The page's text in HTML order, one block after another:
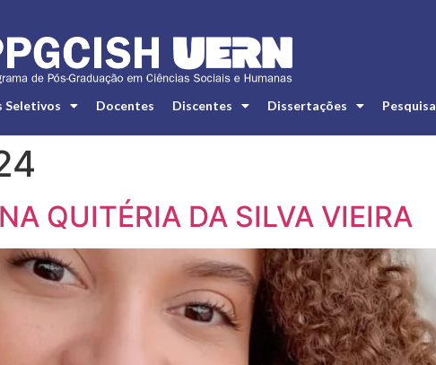
Seletivos Docentes Discentes Dissertações Pesquisa
QUITÉRIA DA SILVA VIEIRA